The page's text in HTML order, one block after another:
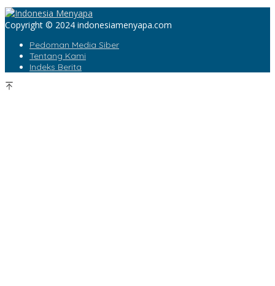
Copyright © 2024 indonesiamenyapa.com
Pedoman Media Siber
Tentang Kami
Indeks Berita